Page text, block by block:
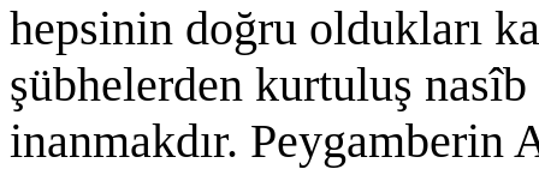
hepsinin doğru oldukları
şübhelerden kurtuluş
inanmakdır. Peygamberin